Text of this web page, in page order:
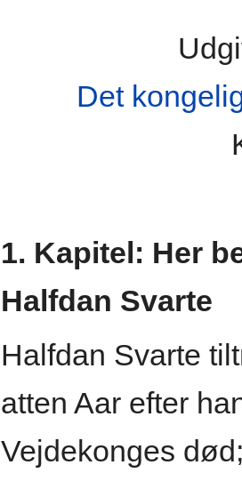
Det
1. Kapitel: Her
Halfdan Svarte
Halfdan Svarte
atten Aar efter
Vejdekonges